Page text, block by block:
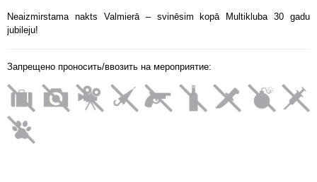
Neaizmirstama nakts Valmierā – svinēsim kopā Multikluba 30 gadu
jubileju!
Запрещено проносить/ввозить на мероприятие: